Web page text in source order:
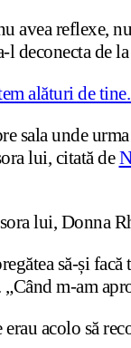
avea reflexe,
l deconecta de
sala unde
lui, citată de
lui, Donna
să-și
„Când m-am
acolo să